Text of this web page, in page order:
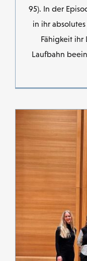
95). In der
in ihr
Fähigkeit ihr
Laufbahn